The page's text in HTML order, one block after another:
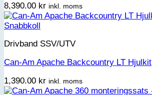
8,390.00 kr inkl. moms
Snabbkoll
Drivband SSV/UTV
Can-Am Apache Backcountry LT Hjulkit
1,390.00 kr inkl. moms